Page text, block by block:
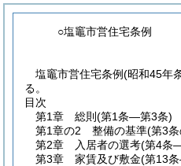
○塩竈市営住宅条例
塩竈市営住宅条例(昭和45年
る。
目次
第1章
総則 (第1条―第3条)
第1章の2
整備の基準(第3
第2章
入居者の選考(第4条
第3章
家賃及び敷金(第13